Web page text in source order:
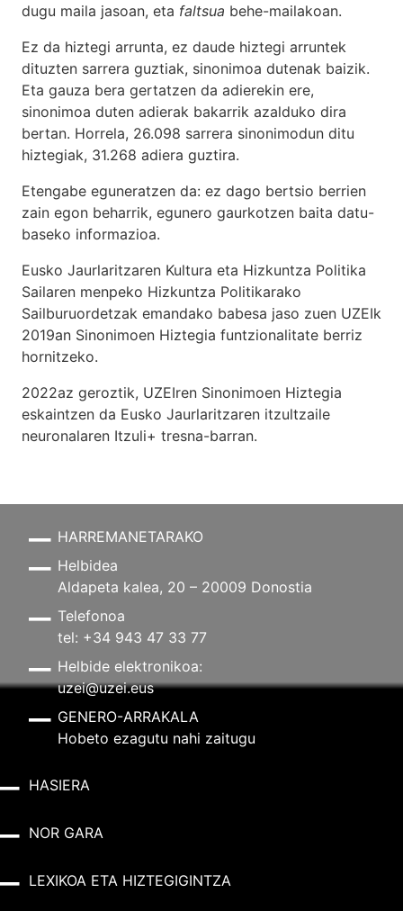
dugu maila jasoan, eta faltsua behe-mailakoan.
Ez da hiztegi arrunta, ez daude hiztegi arruntek
dituzten sarrera guztiak, sinonimoa dutenak baizik.
Eta gauza bera gertatzen da adierekin ere,
sinonimoa duten adierak bakarrik azalduko dira
bertan. Horrela, 26.098 sarrera sinonimodun ditu
hiztegiak, 31.268 adiera guztira.
Etengabe eguneratzen da: ez dago bertsio berrien
zain egon beharrik, egunero gaurkotzen baita datu-
baseko informazioa.
Eusko Jaurlaritzaren Kultura eta Hizkuntza Politika
Sailaren menpeko Hizkuntza Politikarako
Sailburuordetzak emandako babesa jaso zuen UZEIk
2019an Sinonimoen Hiztegia funtzionalitate berriz
hornitzeko.
2022az geroztik, UZEIren Sinonimoen Hiztegia
eskaintzen da Eusko Jaurlaritzaren itzultzaile
neuronalaren Itzuli+ tresna-barran.
HARREMANETARAKO
Helbidea
Aldapeta kalea, 20 – 20009 Donostia
Telefonoa
tel: +34 943 47 33 77
Helbide elektronikoa:
uzei@uzei.eus
GENERO-ARRAKALA
Hobeto ezagutu nahi zaitugu
HASIERA
NOR GARA
LEXIKOA ETA HIZTEGIGINTZA